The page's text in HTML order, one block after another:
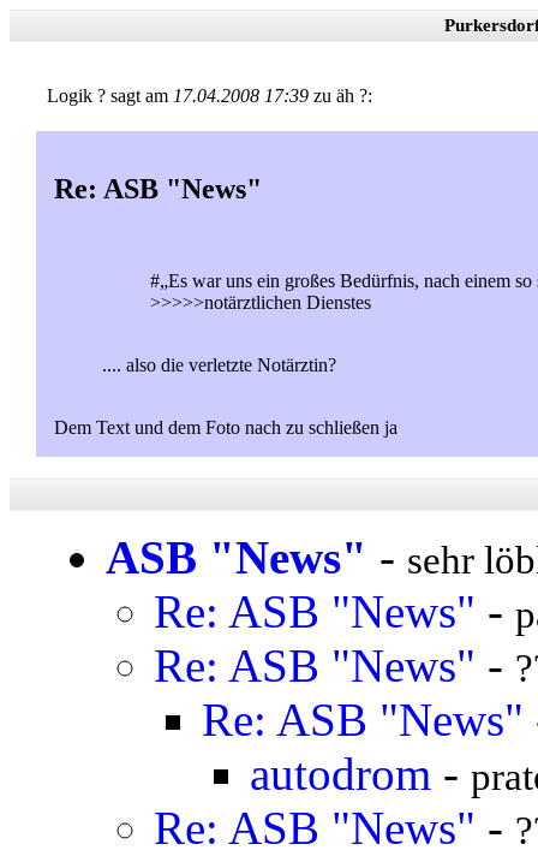
Logik ? sagt am 17.04.2008 17:39 zu äh ?:
Re: ASB "News"
#„Es war uns ein großes Bedürfnis, nach einem
>>>>>notärztlichen Dienstes
.... also die verletzte Notärztin?
Dem Text und dem Foto nach zu schließen ja
ASB "News" - sehr
Re: ASB "News" -
Re: ASB "News" -
Re: ASB "News"
autodrom -
Re: ASB "News" -